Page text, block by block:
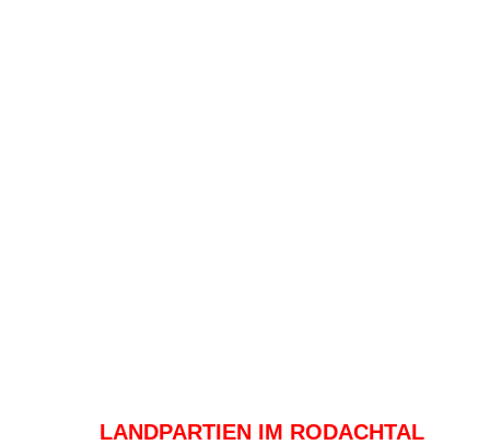
LANDPARTIEN IM RODACHTAL